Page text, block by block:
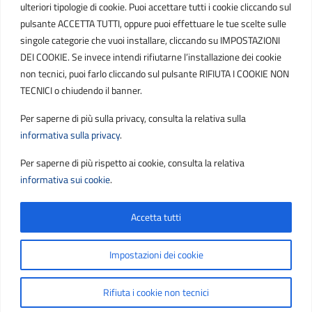
ulteriori tipologie di cookie. Puoi accettare tutti i cookie cliccando sul
pulsante ACCETTA TUTTI, oppure puoi effettuare le tue scelte sulle
singole categorie che vuoi installare, cliccando su IMPOSTAZIONI
DEI COOKIE. Se invece intendi rifiutarne l’installazione dei cookie
non tecnici, puoi farlo cliccando sul pulsante RIFIUTA I COOKIE NON
TECNICI o chiudendo il banner.
Per saperne di più sulla privacy, consulta la relativa sulla
informativa sulla privacy.
Per saperne di più rispetto ai cookie, consulta la relativa
informativa sui cookie.
Impostazioni dei cookie
Rifiuta i cookie non tecnici
Accetta tutti
POSTA ELETTRONICA
PEC
protocollo.sogetspa@pec.it
contribuenti@sogetspa.it
SEGUICI SU
Sezione Link Utili
Privacy | Cookie policy | Note legali | Contatti |
Accessibilità
| Basato sul Prototipo per siti PA di AgID